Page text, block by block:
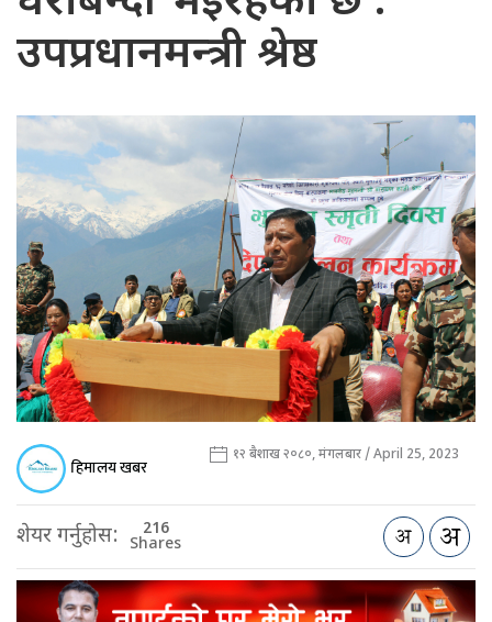
उपप्रधानमन्त्री श्रेष्ठ
हिमालय खबर १२ बैशाख २०८०, मंगलबार / April 25, 2023
शेयर गर्नुहोस: 216
Shares